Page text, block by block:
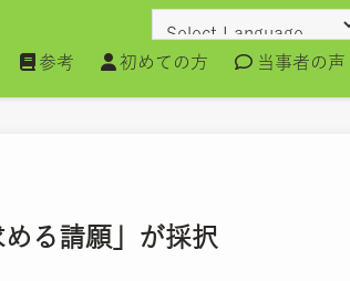
参考 初めての方 当事者の声
る請願」が採択